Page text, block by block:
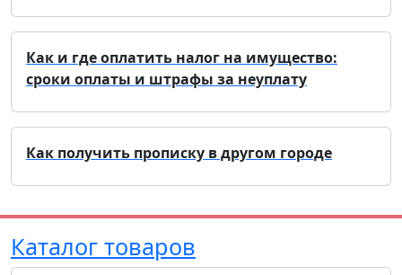
Как и где оплатить налог на имущество:
сроки оплаты и штрафы за неуплату
Как получить прописку в другом городе
Каталог товаров